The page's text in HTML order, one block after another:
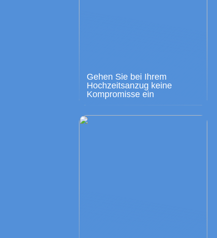
Gehen Sie bei Ihrem
Hochzeitsanzug keine
Kompromisse ein